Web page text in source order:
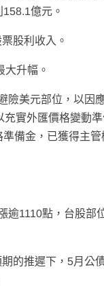
億元。
股利收入。
升幅。
險美元部位，以因
實外匯價格變動
備金，已獲得主管
逾1110點，台股部
的推遲下，5月公